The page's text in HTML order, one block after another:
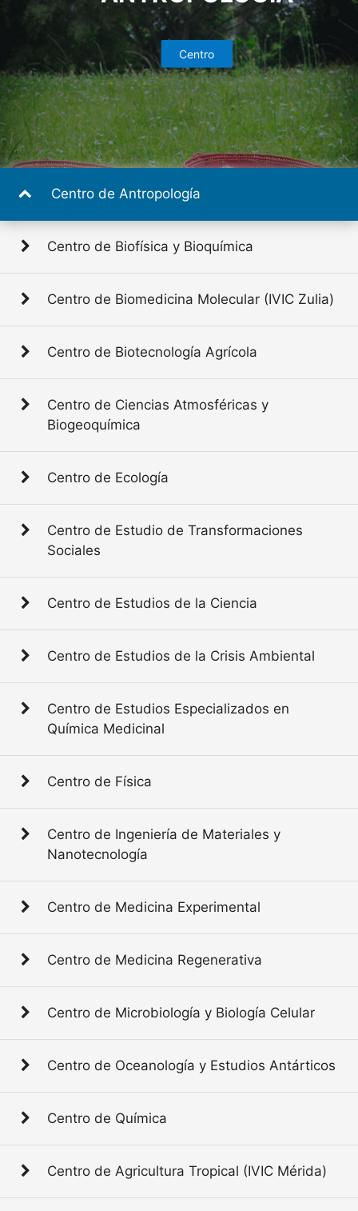
Centro
Centro
Centro
AGRÍCOLA
Centro
BIOGEOQUÍMICA
Centro
SOCIALES
Centro
Centro
Centro
QUÍMICA MEDICINAL
Centro
NANOTECNOLOGÍA
Centro
Centro
Centro
BIOLOGÍA CELULAR
Centro
Centro
Centro
PARAGUANA)
Departamento
Departamento
Centro de Antropología
Centro de Biofísica y Bioquímica
Centro de Biomedicina Molecular (IVIC Zulia)
Centro de Biotecnología Agrícola
Centro de Ciencias Atmosféricas y
Biogeoquímica
Centro de Ecología
Centro de Estudio de Transformaciones
Sociales
Centro de Estudios de la Ciencia
Centro de Estudios de la Crisis Ambiental
Centro de Estudios Especializados en
Química Medicinal
Centro de Física
Centro de Ingeniería de Materiales y
Nanotecnología
Centro de Medicina Experimental
Centro de Medicina Regenerativa
Centro de Microbiología y Biología Celular
Centro de Oceanología y Estudios Antárticos
Centro de Química
Centro de Agricultura Tropical (IVIC Mérida)